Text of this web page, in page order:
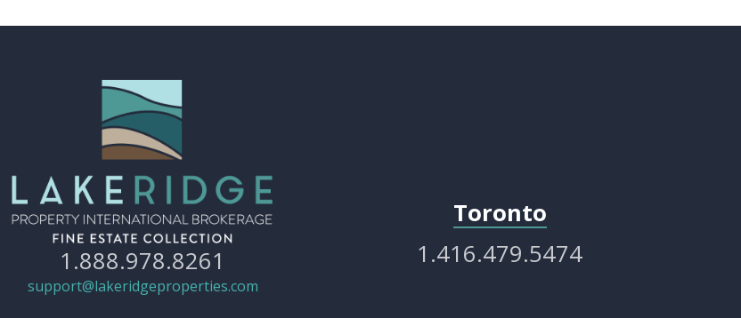
1.888.978.8261
support@lakeridgeproperties.com
Toronto
1.416.479.5474